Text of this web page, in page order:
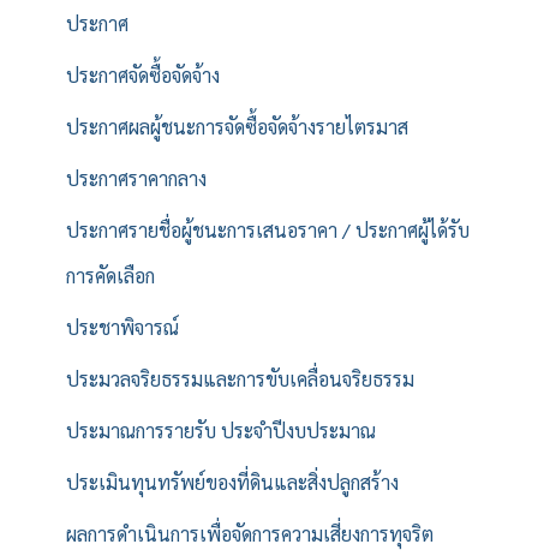
ประกาศ
ประกาศจัดซื้อจัดจ้าง
ประกาศผลผู้ชนะการจัดซื้อจัดจ้างรายไตรมาส
ประกาศราคากลาง
ประกาศรายชื่อผู้ชนะการเสนอราคา / ประกาศผู้ได้รับ
การคัดเลือก
ประชาพิจารณ์
ประมวลจริยธรรมและการขับเคลื่อนจริยธรรม
ประมาณการรายรับ ประจำปีงบประมาณ
ประเมินทุนทรัพย์ของที่ดินและสิ่งปลูกสร้าง
ผลการดำเนินการเพื่อจัดการความเสี่ยงการทุจริต